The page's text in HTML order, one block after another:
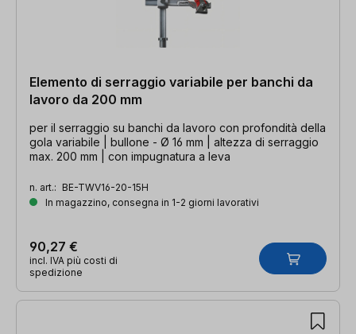
Elemento di serraggio variabile per banchi da
lavoro da 200 mm
per il serraggio su banchi da lavoro con profondità della
gola variabile | bullone - Ø 16 mm | altezza di serraggio
max. 200 mm | con impugnatura a leva
n. art.: BE-TWV16-20-15H
In magazzino, consegna in 1-2 giorni lavorativi
90,27 €
incl. IVA più costi di
spedizione